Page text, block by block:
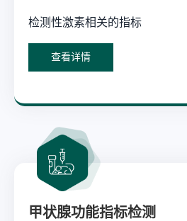
检测性激素相关的指标
查看详情
甲状腺功能指标检测